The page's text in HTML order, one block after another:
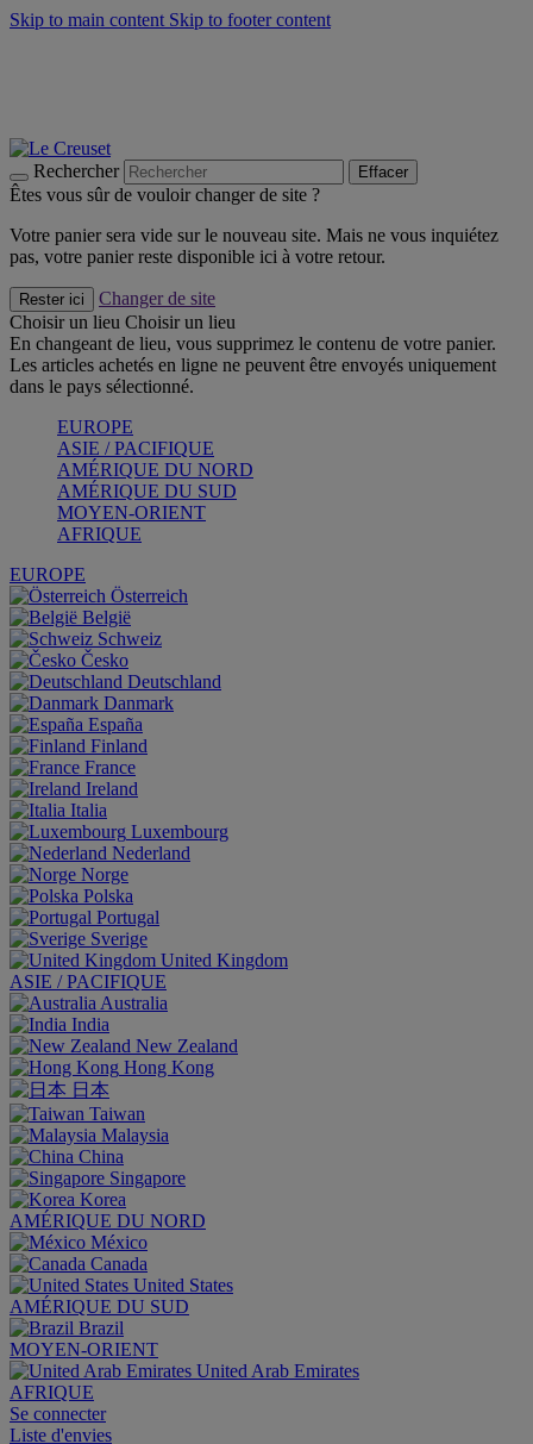
Skip to main content Skip to footer content
Rechercher Effacer
Êtes vous sûr de vouloir changer de site ?
Votre panier sera vide sur le nouveau site. Mais ne vous inquiétez
pas, votre panier reste disponible ici à votre retour.
Rester ici
Changer de site
Choisir un lieu Choisir un lieu
En changeant de lieu, vous supprimez le contenu de votre panier.
Les articles achetés en ligne ne peuvent être envoyés uniquement
dans le pays sélectionné.
EUROPE
ASIE / PACIFIQUE
AMÉRIQUE DU NORD
AMÉRIQUE DU SUD
MOYEN-ORIENT
AFRIQUE
EUROPE
Österreich
België
Schweiz
Česko
Deutschland
Danmark
España
Finland
France
Ireland
Italia
Luxembourg
Nederland
Norge
Polska
Portugal
Sverige
United Kingdom
ASIE / PACIFIQUE
Australia
India
New Zealand
Hong Kong
日本
Taiwan
Malaysia
China
Singapore
Korea
AMÉRIQUE DU NORD
México
Canada
United States
AMÉRIQUE DU SUD
Brazil
MOYEN-ORIENT
United Arab Emirates
AFRIQUE
Se connecter
Liste d'envies